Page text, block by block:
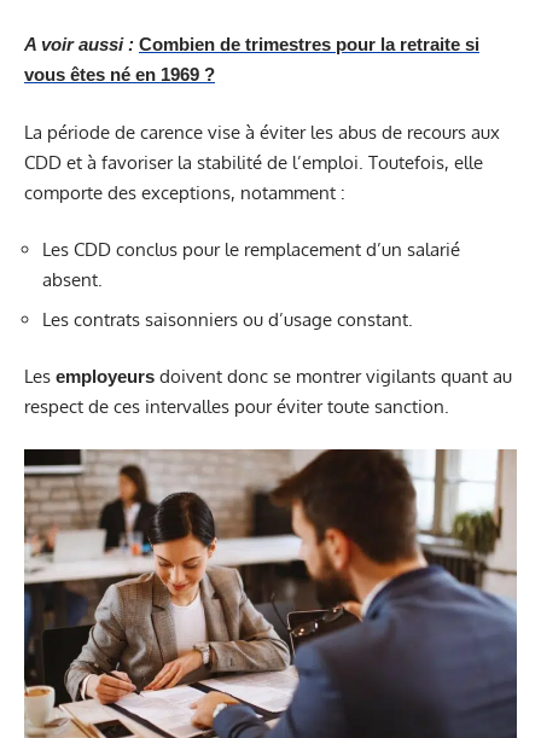
A voir aussi : Combien de trimestres pour la retraite si
vous êtes né en 1969 ?
La période de carence vise à éviter les abus de recours aux
CDD et à favoriser la stabilité de l’emploi. Toutefois, elle
comporte des exceptions, notamment :
Les CDD conclus pour le remplacement d’un salarié
absent.
Les contrats saisonniers ou d’usage constant.
Les employeurs doivent donc se montrer vigilants quant au
respect de ces intervalles pour éviter toute sanction.